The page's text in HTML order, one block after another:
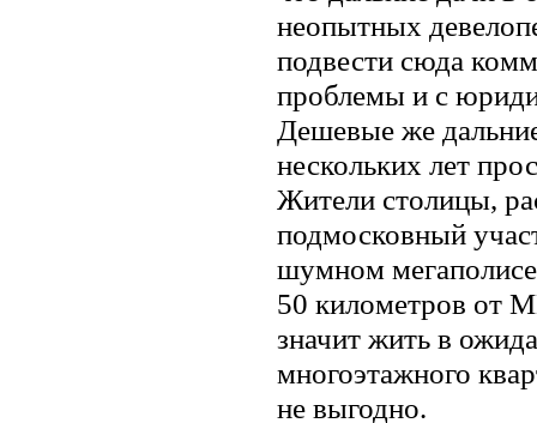
неопытных
подвести сюда
проблемы и с
Дешевые же
нескольких лет
Жители столицы,
подмосковный
шумном
50 километров от
значит жить в
многоэтажного
не выгодно.